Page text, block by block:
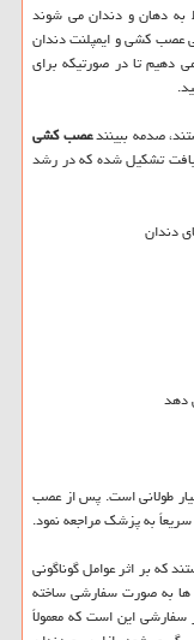
به دهان و دندان می شوند
عصب کشی و ایمپلنت دندان
دهیم تا در صورتیکه برای
صدمه ببینندعصب کشی
تشکیل شده که در رشد
دهد
طولانی است. پس از عصب
به پزشک مراجعه نمود.
که بر اثر عوامل گوناگونی
ها به صورت سفارشی ساخته
این است که معمولاً